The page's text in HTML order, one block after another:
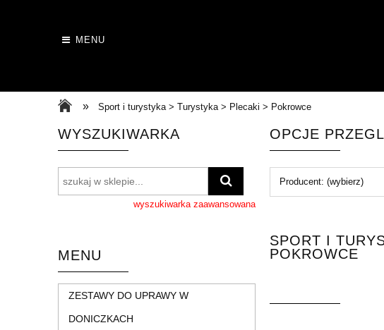
MENU
» Sport i turystyka > Turystyka > Plecaki > Pokrowce
WYSZUKIWARKA
wyszukiwarka zaawansowana
MENU
ZESTAWY DO UPRAWY W
DONICZKACH
OPCJE
Producent: (wybierz)
SPORT I
POKROWCE